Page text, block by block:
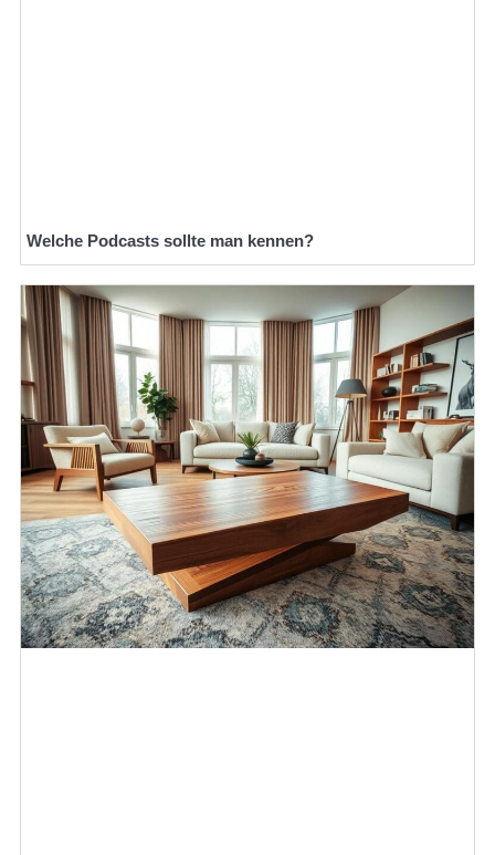
Welche Podcasts sollte man kennen?